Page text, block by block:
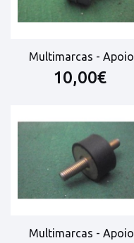
Multimarcas - Apoio
10,00€
Multimarcas - Apoio